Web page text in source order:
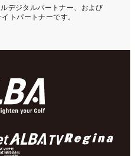
デジタルパートナー、および
トパートナーです。